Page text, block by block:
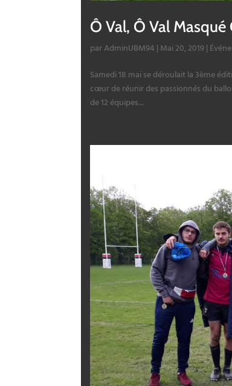
Ô Val, Ô Val Masqué
parAdminUBM94 | Mai 20, 2019|
Samedi 18 mai se déroulait la 3ème
cœur de réunir des passionnés du
de 12 équipes...